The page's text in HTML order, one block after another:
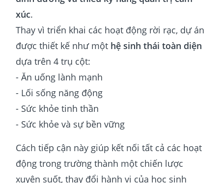
xúc.
Thay vì triển khai các hoạt động rời rạc, dự án
được thiết kế như một hệ sinh thái toàn diện
dựa trên 4 trụ cột:
- Ăn uống lành mạnh
- Lối sống năng động
- Sức khỏe tinh thần
- Sức khỏe và sự bền vững
Cách tiếp cận này giúp kết nối tất cả các hoạt
động trong trường thành một chiến lược
xuyên suốt, thay đổi hành vi của học sinh